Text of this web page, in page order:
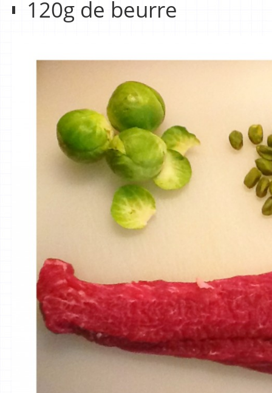
120g de beurre